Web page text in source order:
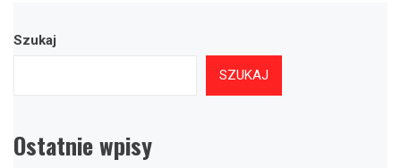
Szukaj
SZUKAJ
Ostatnie wpisy